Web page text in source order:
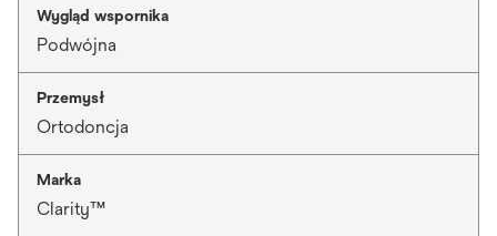
Wygląd wspornika
Podwójna
Przemysł
Ortodoncja
Marka
Clarity™